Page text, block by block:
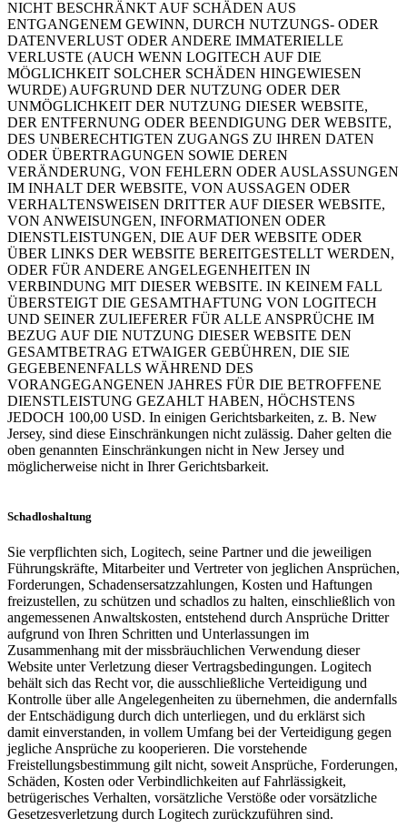
NICHT BESCHRÄNKT AUF SCHÄDEN AUS
ENTGANGENEM GEWINN, DURCH NUTZUNGS- ODER
DATENVERLUST ODER ANDERE IMMATERIELLE
VERLUSTE (AUCH WENN LOGITECH AUF DIE
MÖGLICHKEIT SOLCHER SCHÄDEN HINGEWIESEN
WURDE) AUFGRUND DER NUTZUNG ODER DER
UNMÖGLICHKEIT DER NUTZUNG DIESER WEBSITE,
DER ENTFERNUNG ODER BEENDIGUNG DER WEBSITE,
DES UNBERECHTIGTEN ZUGANGS ZU IHREN DATEN
ODER ÜBERTRAGUNGEN SOWIE DEREN
VERÄNDERUNG, VON FEHLERN ODER AUSLASSUNGEN
IM INHALT DER WEBSITE, VON AUSSAGEN ODER
VERHALTENSWEISEN DRITTER AUF DIESER WEBSITE,
VON ANWEISUNGEN, INFORMATIONEN ODER
DIENSTLEISTUNGEN, DIE AUF DER WEBSITE ODER
ÜBER LINKS DER WEBSITE BEREITGESTELLT WERDEN,
ODER FÜR ANDERE ANGELEGENHEITEN IN
VERBINDUNG MIT DIESER WEBSITE. IN KEINEM FALL
ÜBERSTEIGT DIE GESAMTHAFTUNG VON LOGITECH
UND SEINER ZULIEFERER FÜR ALLE ANSPRÜCHE IM
BEZUG AUF DIE NUTZUNG DIESER WEBSITE DEN
GESAMTBETRAG ETWAIGER GEBÜHREN, DIE SIE
GEGEBENENFALLS WÄHREND DES
VORANGEGANGENEN JAHRES FÜR DIE BETROFFENE
DIENSTLEISTUNG GEZAHLT HABEN, HÖCHSTENS
JEDOCH 100,00 USD. In einigen Gerichtsbarkeiten, z. B. New
Jersey, sind diese Einschränkungen nicht zulässig. Daher gelten die
oben genannten Einschränkungen nicht in New Jersey und
möglicherweise nicht in Ihrer Gerichtsbarkeit.
Schadloshaltung
Sie verpflichten sich, Logitech, seine Partner und die jeweiligen
Führungskräfte, Mitarbeiter und Vertreter von jeglichen Ansprüchen,
Forderungen, Schadensersatzzahlungen, Kosten und Haftungen
freizustellen, zu schützen und schadlos zu halten, einschließlich von
angemessenen Anwaltskosten, entstehend durch Ansprüche Dritter
aufgrund von Ihren Schritten und Unterlassungen im
Zusammenhang mit der missbräuchlichen Verwendung dieser
Website unter Verletzung dieser Vertragsbedingungen. Logitech
behält sich das Recht vor, die ausschließliche Verteidigung und
Kontrolle über alle Angelegenheiten zu übernehmen, die andernfalls
der Entschädigung durch dich unterliegen, und du erklärst sich
damit einverstanden, in vollem Umfang bei der Verteidigung gegen
jegliche Ansprüche zu kooperieren. Die vorstehende
Freistellungsbestimmung gilt nicht, soweit Ansprüche, Forderungen,
Schäden, Kosten oder Verbindlichkeiten auf Fahrlässigkeit,
betrügerisches Verhalten, vorsätzliche Verstöße oder vorsätzliche
Gesetzesverletzung durch Logitech zurückzuführen sind.